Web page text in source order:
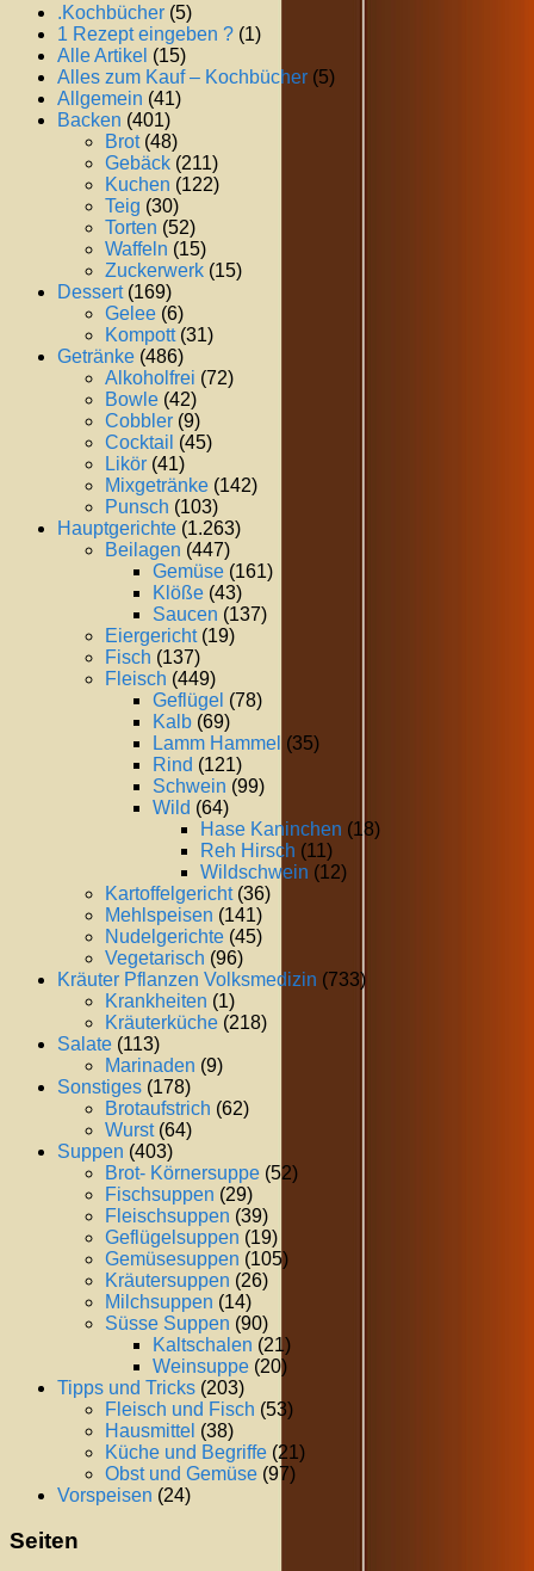
.Kochbücher (5)
1 Rezept eingeben ? (1)
Alle Artikel (15)
Alles zum Kauf – Kochbücher (5)
Allgemein (41)
Backen (401)
Brot(48)
Gebäck (211)
Kuchen (122)
Teig (30)
Torten (52)
Waffeln (15)
Zuckerwerk (15)
Dessert(169)
Gelee (6)
Kompott(31)
Getränke (486)
Alkoholfrei (72)
Bowle (42)
Cobbler (9)
Cocktail (45)
Likör (41)
Mixgetränke (142)
Punsch (103)
Hauptgerichte (1.263)
Beilagen (447)
Gemüse (161)
Klöße (43)
Saucen (137)
Eiergericht(19)
Fisch (137)
Fleisch (449)
Geflügel (78)
Kalb (69)
Lamm Hammel (35)
Rind (121)
Schwein (99)
Wild (64)
Hase Kaninchen (18)
Reh Hirsch (11)
Wildschwein (12)
Kartoffelgericht(36)
Mehlspeisen (141)
Nudelgerichte (45)
Vegetarisch (96)
Kräuter Pflanzen Volksmedizin (733)
Krankheiten (1)
Kräuterküche (218)
Salate (113)
Marinaden (9)
Sonstiges (178)
Brotaufstrich (62)
Wurst(64)
Suppen (403)
Brot- Körnersuppe (52)
Fischsuppen (29)
Fleischsuppen (39)
Geflügelsuppen (19)
Gemüsesuppen (105)
Kräutersuppen (26)
Milchsuppen (14)
Süsse Suppen (90)
Kaltschalen (21)
Weinsuppe (20)
Tipps und Tricks (203)
Fleisch und Fisch (53)
Hausmittel (38)
Küche und Begriffe (21)
Obst und Gemüse (97)
Vorspeisen (24)
Seiten